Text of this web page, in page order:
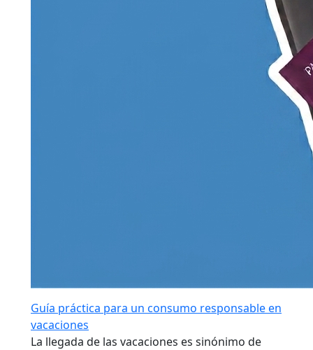
Guía práctica para un consumo responsable en
vacaciones
La llegada de las vacaciones es sinónimo de